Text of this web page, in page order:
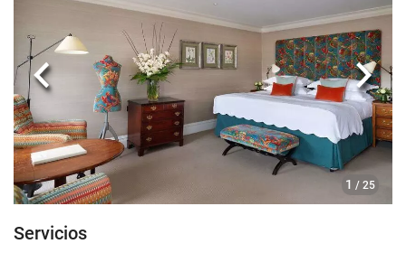
1 / 25
Anterior
Servicios